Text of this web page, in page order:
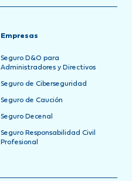
Empresas
Seguro D&O para
Administradores y Directivos
Seguro de Ciberseguridad
Seguro de Caución
Seguro Decenal
Seguro Responsabilidad Civil
Profesional